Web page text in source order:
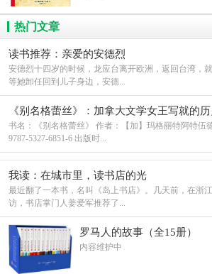
热门文章
读书推荐：亲爱的安德烈
安德烈十四岁的时候，龙应台离开欧洲，返回台湾，
等她卸任回到儿子身边，安德...
《别名格蕾丝》：加拿大文学女王写就的
书名：《别名格蕾丝》 作者：【加】玛格丽特阿特伍
9787-5327-6851-6 出版时...
我读：在城市里，读书店的光
最近翻了一本书，名叫《岛上书店》。几天前，在浙
访，书店掌门人姜爱军推荐了...
罗马人的故事（全15册）
内容维护中